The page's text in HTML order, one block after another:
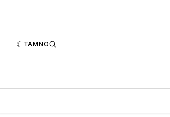
TAMNO